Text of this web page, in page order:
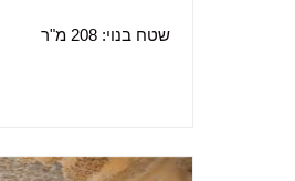
שטח בנוי: 208 מ"ר